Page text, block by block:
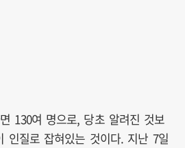
130여 명으로, 당초 알려진 것보
인질로 잡혀있는 것이다. 지난 7일